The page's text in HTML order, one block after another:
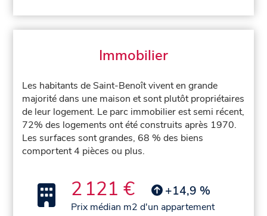
Immobilier
Les habitants de Saint-Benoît vivent en grande
majorité dans une maison et sont plutôt propriétaires
de leur logement. Le parc immobilier est semi récent,
72% des logements ont été construits après 1970.
Les surfaces sont grandes, 68 % des biens
comportent 4 pièces ou plus.
2 121 € +14,9 %
Prix médian m2 d'un appartement